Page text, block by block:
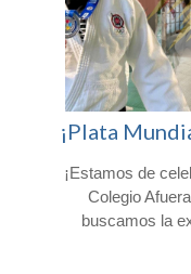
¡Estamos de
Colegio
buscamos la